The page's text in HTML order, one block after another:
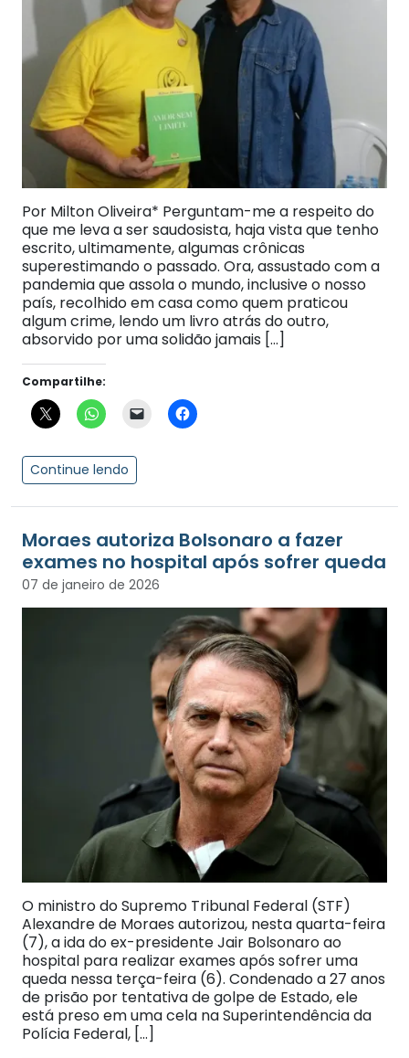
Por Milton Oliveira* Perguntam-me a respeito do
que me leva a ser saudosista, haja vista que tenho
escrito, ultimamente, algumas crônicas
superestimando o passado. Ora, assustado com a
pandemia que assola o mundo, inclusive o nosso
país, recolhido em casa como quem praticou
algum crime, lendo um livro atrás do outro,
absorvido por uma solidão jamais […]
Compartilhe:
Continue lendo
Moraes autoriza Bolsonaro a fazer
exames no hospital após sofrer queda
07 de janeiro de 2026
O ministro do Supremo Tribunal Federal (STF)
Alexandre de Moraes autorizou, nesta quarta-feira
(7), a ida do ex-presidente Jair Bolsonaro ao
hospital para realizar exames após sofrer uma
queda nessa terça-feira (6). Condenado a 27 anos
de prisão por tentativa de golpe de Estado, ele
está preso em uma cela na Superintendência da
Polícia Federal, […]